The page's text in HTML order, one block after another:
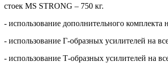
стоек MS STRONG – 750 кг.
- использование дополнительного комплекта
- использование Г-образных усилителей на
- использование Т-образных усилителей на